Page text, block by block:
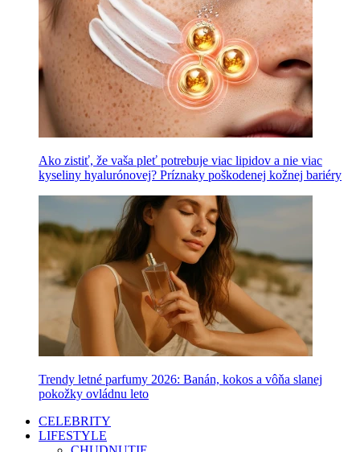
Ako zistiť, že vaša pleť potrebuje viac lipidov a nie viac
kyseliny hyalurónovej? Príznaky poškodenej kožnej bariéry
Trendy letné parfumy 2026: Banán, kokos a vôňa slanej
pokožky ovládnu leto
CELEBRITY
LIFESTYLE